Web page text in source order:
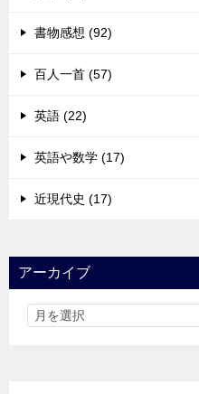
書物感想 (92)
百人一首 (57)
英語 (22)
英語や数学 (17)
近現代史 (17)
アーカイブ